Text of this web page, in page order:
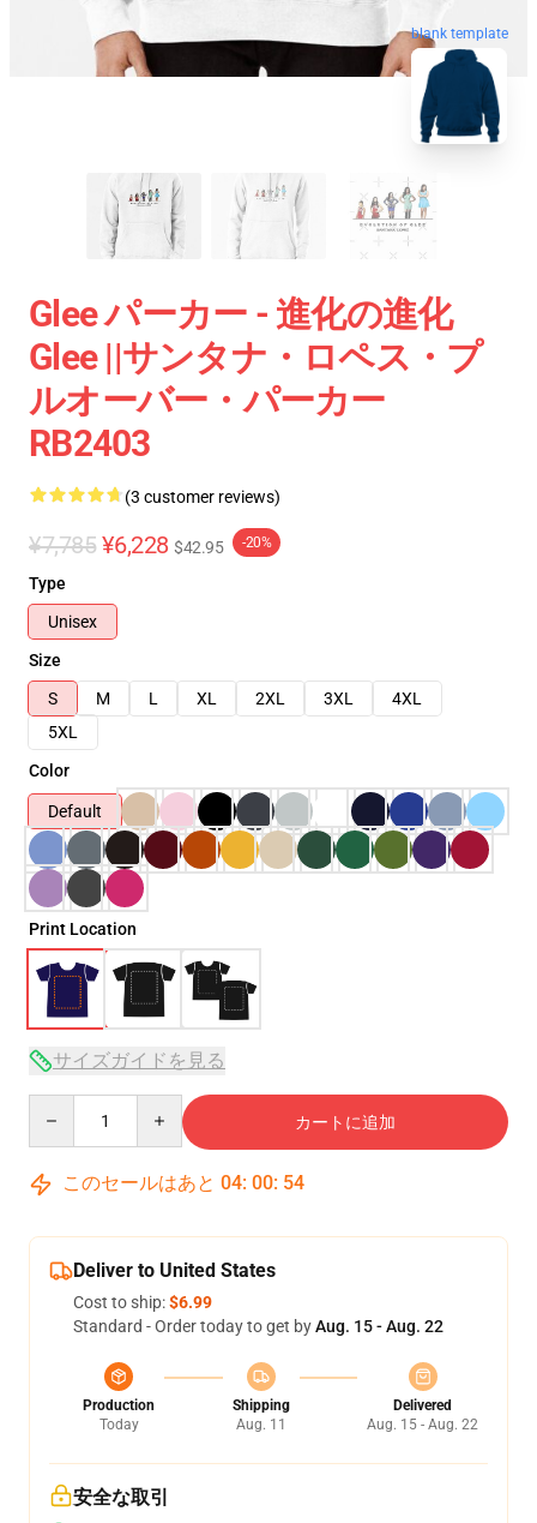
blank template
Glee パーカー - 進化の進化
Glee ||サンタナ・ロペス・プ
ルオーバー・パーカー
RB2403
(3 customer reviews)
¥7,785 ¥6,228 $42.95 -20%
Type
Unisex
Size
S
M L XL 2XL 3XL
4XL
5XL
Color
Default
Print Location
サイズガイドを見る
カートに追加
このセールはあと 04: 00: 54
Deliver to United States
Cost to ship:$6.99
Standard - Order today to get byAug. 15 - Aug. 22
Production
Today
Shipping
Aug. 11
Delivered
Aug. 15 - Aug. 22
安全な取引